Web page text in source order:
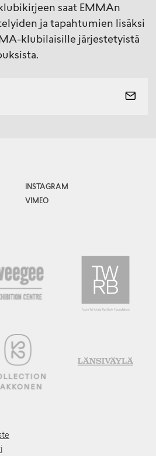
saat EMMAn
ja tapahtumien lisäksi
klubilaisille järjestetyistä
INSTAGRAM
VIMEO